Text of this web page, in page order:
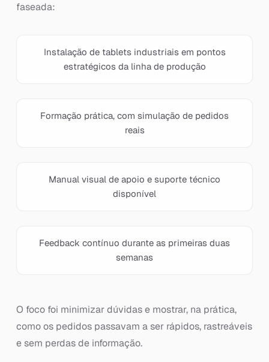
faseada:
Instalação de tablets industriais em pontos
estratégicos da linha de produção
Formação prática, com simulação de pedidos
reais
Manual visual de apoio e suporte técnico
disponível
Feedback contínuo durante as primeiras duas
semanas
O foco foi minimizar dúvidas e mostrar, na prática,
como os pedidos passavam a ser rápidos, rastreáveis
e sem perdas de informação.